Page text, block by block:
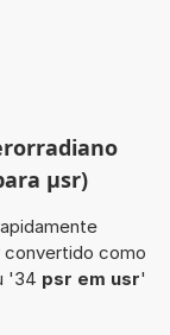
µsr)
convertido como
'34 psr em usr'